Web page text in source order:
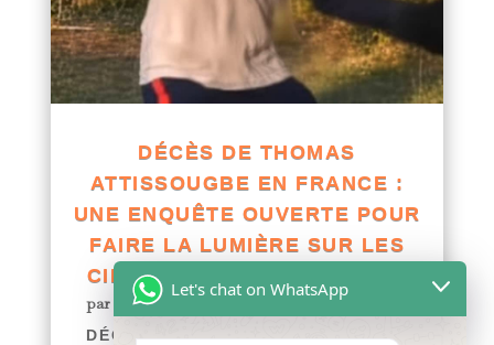
DÉCÈS DE THOMAS
ATTISSOUGBE EN FRANCE :
UNE ENQUÊTE OUVERTE POUR
FAIRE LA LUMIÈRE SUR LES
CIRCONSTANCES DU DRAME
par Yawo KLOUSSE | Actualités
DÉCÈS DE THOMAS ATTISSOUGBE
Let's chat on WhatsApp